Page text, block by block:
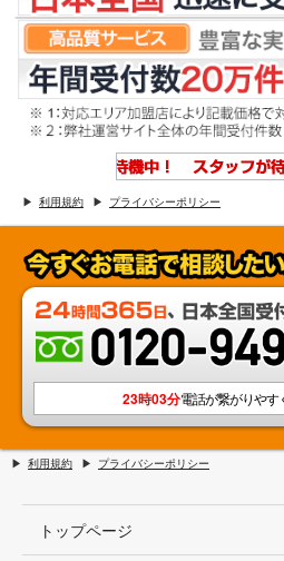
利用規約 プライバシーポリシー
23時03分電話が繋がりや
利用規約 プライバシーポリシー
トップページ